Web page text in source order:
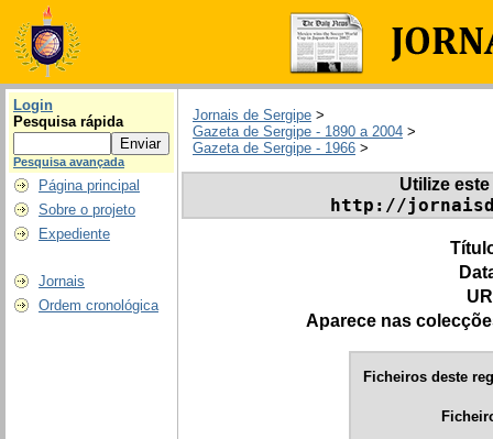
Login
Pesquisa rápida
Pesquisa avançada
Página principal
Sobre o projeto
Expediente
Jornais
Ordem cronológica
Jornais de Sergipe >
Gazeta de Sergipe - 1890 a 2004 >
Gazeta de Sergipe - 1966 >
Utilize
http://
Aparece nas
Ficheiros deste